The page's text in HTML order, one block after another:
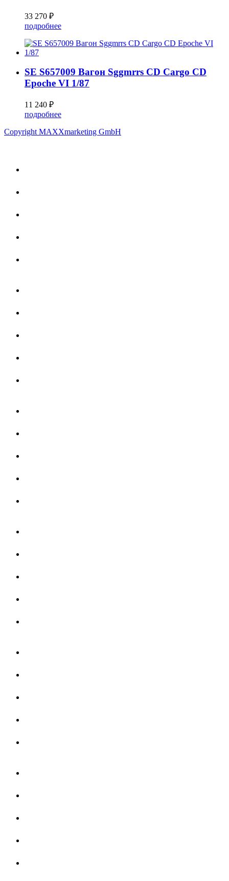
33 270 ₽
подробнее
SE S657009 Вагон Sggmrrs CD Cargo CD
Epoche VI 1/87
11 240 ₽
подробнее
Copyright MAXXmarketing GmbH